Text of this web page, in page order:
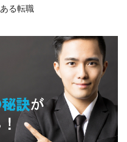
ある転職